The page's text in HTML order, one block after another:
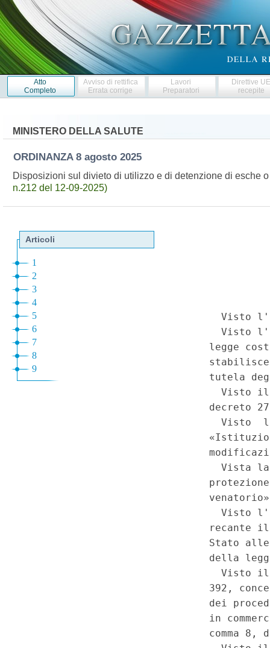
Atto
Completo
Avviso di rettifica
Errata corrige
Lavori
Preparatori
Direttive
recepite
MINISTERO DELLA SALUTE
ORDINANZA 8 agosto 2025
Disposizioni sul divieto di utilizzo e di detenzione di esche
n.212 del 12-09-2025)